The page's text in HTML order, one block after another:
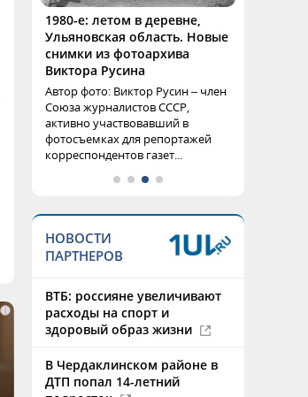
i
1980-е: летом в деревне,
Ульяновская область. Новые
снимки из фотоархива
Виктора Русина
Автор фото: Виктор Русин – член
Союза журналистов СССР,
активно участвовавший в
фотосъемках для репортажей
корреспондентов газет...
НОВОСТИ
ПАРТНЕРОВ
ВТБ: россияне увеличивают
расходы на спорт и
здоровый образ жизни
В Чердаклинском районе в
ДТП попал 14-летний